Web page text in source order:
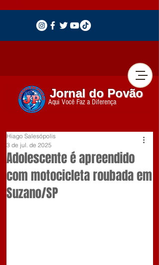
Jornal do Povão
Aqui Você Faz a Diferença
Adolescente é apreendido
com motocicleta roubada em
Suzano/SP
Hiago Salesópolis
3 de jul. de 2025